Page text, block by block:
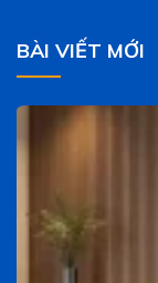
BÀI VIẾT MỚI